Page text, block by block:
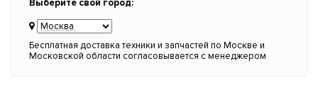
Выберите свой город:
Бесплатная доставка техники и запчастей по Москве и
Московской области согласовывается с менеджером